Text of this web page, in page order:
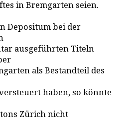
in Bremgarten seien.
Depositum bei der
ausgeführten Titeln
als Bestandteil des
haben, so könnte
Zürich nicht